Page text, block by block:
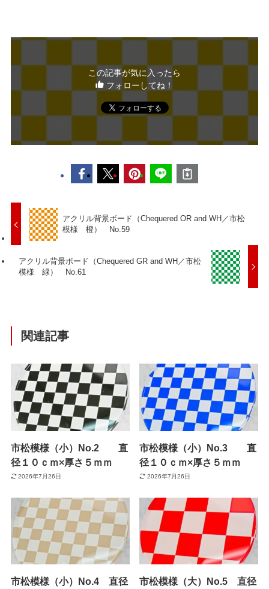
この記事が気に入ったら
フォローしてね！
アクリル背景ボード（Chequered OR and WH／市松
模様 橙） No.59
アクリル背景ボード（Chequered GR and WH／市松
模様 緑） No.61
関連記事
市松模様（小）No.2 直
径１０ｃｍ×厚さ５ｍｍ
2026年7月26日
市松模様（小）No.3 直
径１０ｃｍ×厚さ５ｍｍ
2026年7月26日
市松模様（小）No.4 直径
市松模様（大）No.5 直径